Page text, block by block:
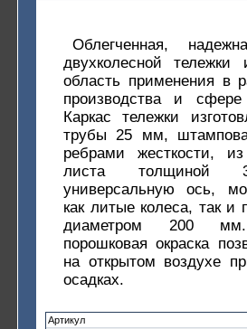
Облегченная,
двухколесной
область применения в
производства и сфере
Каркас тележки
трубы 25 мм,
ребрами жесткости, из
листа
универсальную ось,
как литые колеса, так и
диаметром 200 мм.
порошковая окраска
на открытом воздухе
осадках.
Артикул